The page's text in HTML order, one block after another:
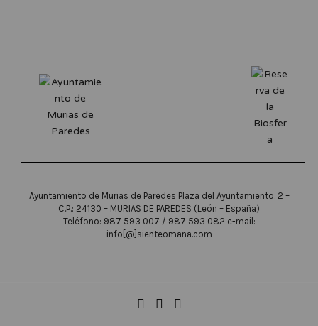
Ayuntamiento de Murias de Paredes Plaza del Ayuntamiento, 2 –
C.P.: 24130 – MURIAS DE PAREDES (León – España)
Teléfono: 987 593 007 / 987 593 082 e-mail:
info[@]sienteomana.com